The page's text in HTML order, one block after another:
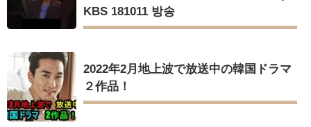
KBS 181011 방송
2022年2月地上波で放送中の韓国ドラマ
２作品！